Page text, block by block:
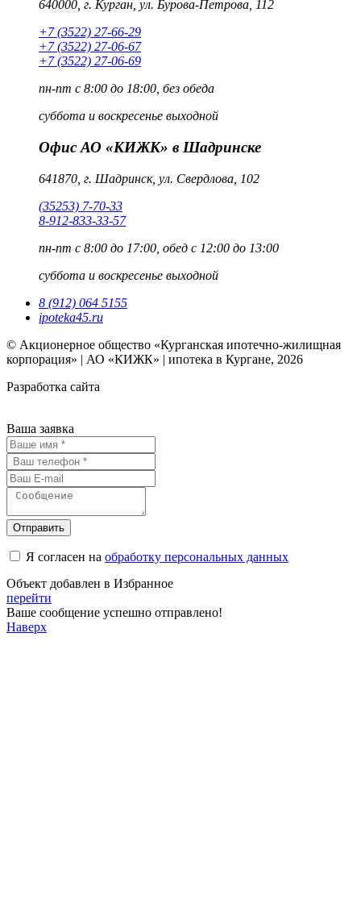
640000, г. Курган, ул. Бурова-Петрова, 112
+7 (3522) 27-66-29
+7 (3522) 27-06-67
+7 (3522) 27-06-69
пн-пт с 8:00 до 18:00, без обеда
суббота и воскресенье выходной
Офис АО «КИЖК» в Шадринске
641870, г. Шадринск, ул. Свердлова, 102
(35253) 7-70-33
8-912-833-33-57
пн-пт с 8:00 до 17:00, обед с 12:00 до 13:00
суббота и воскресенье выходной
8 (912) 064 5155
ipoteka45.ru
© Акционерное общество «Курганская ипотечно-жилищная
корпорация» | АО «КИЖК» | ипотека в Кургане, 2026
Разработка сайта
Ваша заявка
Отправить
Я согласен на обработку персональных данных
Объект добавлен в Избранное
перейти
Ваше сообщение успешно отправлено!
Наверх